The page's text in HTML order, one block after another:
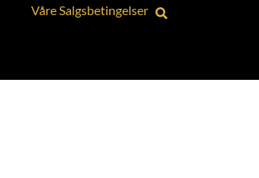
Våre Salgsbetingelser